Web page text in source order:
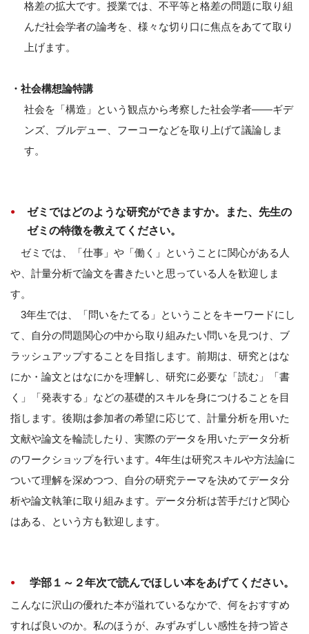
格差の拡大です。授業では、不平等と格差の問題に取り組
んだ社会学者の論考を、様々な切り口に焦点をあてて取り
上げます。
・社会構想論特講
社会を「構造」という観点から考察した社会学者――ギデ
ンズ、ブルデュー、フーコーなどを取り上げて議論しま
す。
ゼミではどのような研究ができますか。また、先生の
ゼミの特徴を教えてください。
ゼミでは、「仕事」や「働く」ということに関心がある人
や、計量分析で論文を書きたいと思っている人を歓迎しま
す。
3年生では、「問いをたてる」ということをキーワードにし
て、自分の問題関心の中から取り組みたい問いを見つけ、ブ
ラッシュアップすることを目指します。前期は、研究とはな
にか・論文とはなにかを理解し、研究に必要な「読む」「書
く」「発表する」などの基礎的スキルを身につけることを目
指します。後期は参加者の希望に応じて、計量分析を用いた
文献や論文を輪読したり、実際のデータを用いたデータ分析
のワークショップを行います。4年生は研究スキルや方法論に
ついて理解を深めつつ、自分の研究テーマを決めてデータ分
析や論文執筆に取り組みます。データ分析は苦手だけど関心
はある、という方も歓迎します。
学部１～２年次で読んでほしい本をあげてください。
こんなに沢山の優れた本が溢れているなかで、何をおすすめ
すれば良いのか。私のほうが、みずみずしい感性を持つ皆さ